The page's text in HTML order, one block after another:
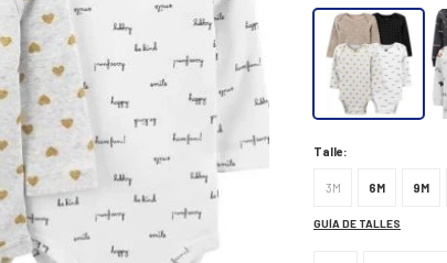
Talle:
3M 6M 9M
GUÍA DE TALLES